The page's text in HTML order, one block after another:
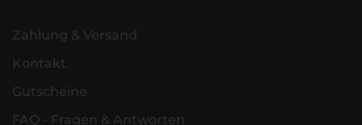
Zahlung & Versand
Kontakt
Gutscheine
FAQ - Fragen & Antworten